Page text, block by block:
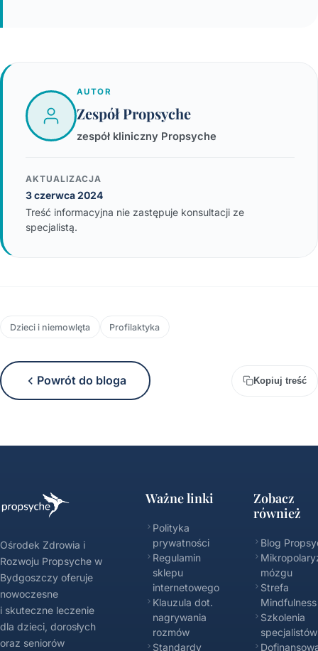
AUTOR
Zespół Propsyche
zespół kliniczny Propsyche
AKTUALIZACJA
3 czerwca 2024
Treść informacyjna nie zastępuje konsultacji ze
specjalistą.
Dzieci i niemowlęta Profilaktyka
Powrót do bloga Kopiuj treść
Ośrodek Zdrowia i
Rozwoju Propsyche w
Bydgoszczy oferuje
nowoczesne
i skuteczne leczenie
dla dzieci, dorosłych
oraz seniorów
Ważne linki
Polityka
prywatności
Regulamin
sklepu
internetowego
Klauzula dot.
nagrywania
rozmów
Standardy
Zobacz
również
Blog
mózgu
Strefa
Mindfulness
Szkolenia
specjalistów